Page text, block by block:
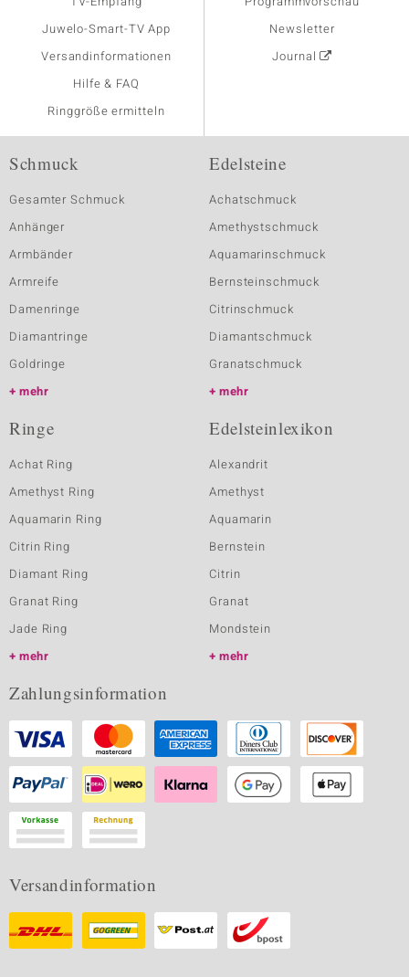
Juwelo-Smart-TV App
Versandinformationen
Hilfe & FAQ
Ringgröße ermitteln
Newsletter
Journal
Schmuck
Gesamter Schmuck
Anhänger
Armbänder
Armreife
Damenringe
Diamantringe
Goldringe
mehr
Edelsteine
Achatschmuck
Amethystschmuck
Aquamarinschmuck
Bernsteinschmuck
Citrinschmuck
Diamantschmuck
Granatschmuck
mehr
Ringe
Achat Ring
Amethyst Ring
Aquamarin Ring
Citrin Ring
Diamant Ring
Granat Ring
Jade Ring
mehr
Edelsteinlexikon
Alexandrit
Amethyst
Aquamarin
Bernstein
Citrin
Granat
Mondstein
mehr
Zahlungsinformation
Versandinformation